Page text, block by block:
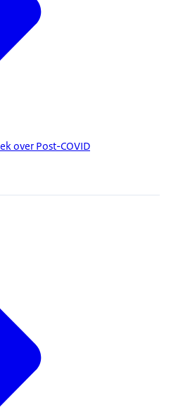
over Post-COVID